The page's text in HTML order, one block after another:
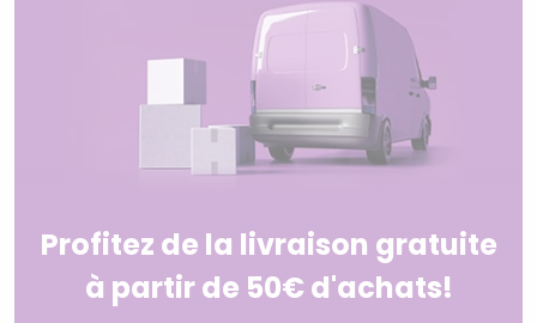
Profitez de la livraison gratuite
à partir de 50€ d'achats!